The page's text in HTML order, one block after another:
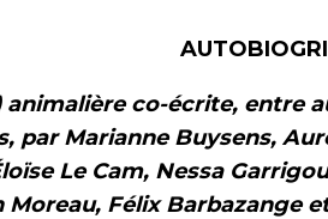
animalière co-écrite, entre
par Marianne Buysens,
Le Cam, Nessa
Moreau, Félix Barbazange